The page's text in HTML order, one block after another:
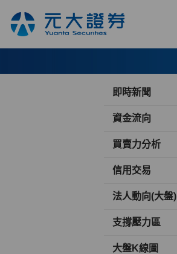
即時新聞
資金流向
買賣力分析
信用交易
法人動向(大盤)
支撐壓力區
大盤K線圖